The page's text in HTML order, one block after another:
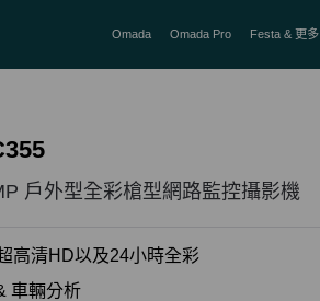
Omada Omada Pro Festa & 更多
戶外型全彩槍型網路監控攝影機
高清HD以及24小時全彩
車輛分析